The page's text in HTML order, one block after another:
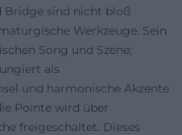
Bridge sind nicht bloß
Werkzeuge. Sein
Song und Szene;
als
und harmonische Akzente
Pointe wird über
freigeschaltet. Dieses